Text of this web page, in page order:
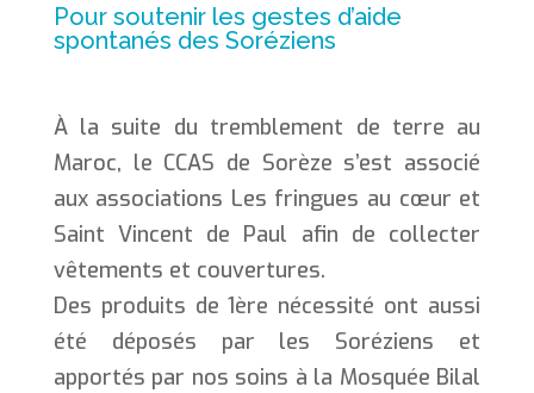
Pour soutenir les gestes d’aide
spontanés des Soréziens
À la suite du tremblement de terre au
Maroc, le CCAS de Sorèze s’est associé
aux associations Les fringues au cœur et
Saint Vincent de Paul afin de collecter
vêtements et couvertures.
Des produits de 1ère nécessité ont aussi
été déposés par les Soréziens et
apportés par nos soins à la Mosquée Bilal